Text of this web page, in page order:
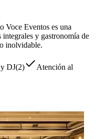
Voce Eventos es una
integrales y gastronomía de
inolvidable.
DJ(2)
Atención al